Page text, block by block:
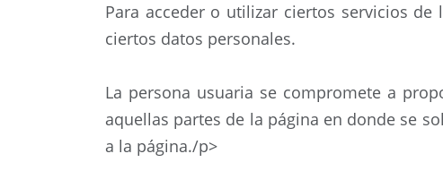
Para acceder o utilizar ciertos servicios
ciertos datos personales.
La persona usuaria se compromete a
aquellas partes de la página en donde se
a la página./p>